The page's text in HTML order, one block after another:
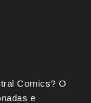
Comics? O
e